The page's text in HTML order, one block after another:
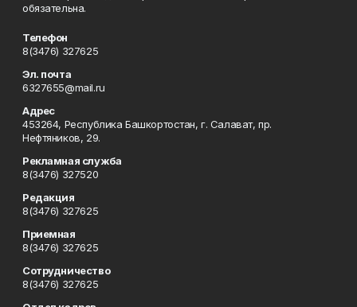
обязательна.
Телефон
8(3476) 327625
Эл. почта
6327655@mail.ru
Адрес
453264, Республика Башкортостан, г. Салават, пр.
Нефтяников, 29.
Рекламная служба
8(3476) 327520
Редакция
8(3476) 327625
Приемная
8(3476) 327625
Сотрудничество
8(3476) 327625